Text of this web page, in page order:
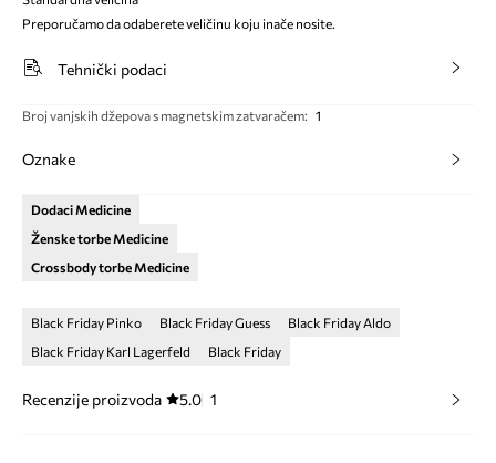
Preporučamo da odaberete veličinu koju inače nosite.
Tehnički podaci
Broj vanjskih džepova s magnetskim zatvaračem: 1
Oznake
Dodaci Medicine
Ženske torbe Medicine
Crossbody torbe Medicine
Black Friday Pinko Black Friday Guess
Black Friday Aldo
Black Friday Karl Lagerfeld
Black Friday
Recenzije proizvoda 5.0 1